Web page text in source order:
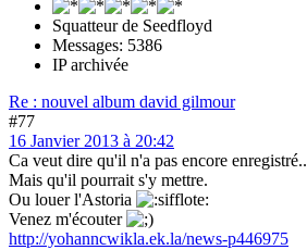
Squatteur de Seedfloyd
Messages: 5386
IP archivée
Re : nouvel album david gilmour
#77
16 Janvier 2013 à 20:42
Ca veut dire qu'il n'a pas encore enregistré..
Mais qu'il pourrait s'y mettre.
Ou louer l'Astoria
Venez m'écouter
http://yohanncwikla.ek.la/news-p446975